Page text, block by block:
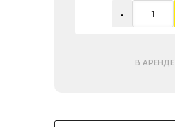
-
В АРЕНДЕ